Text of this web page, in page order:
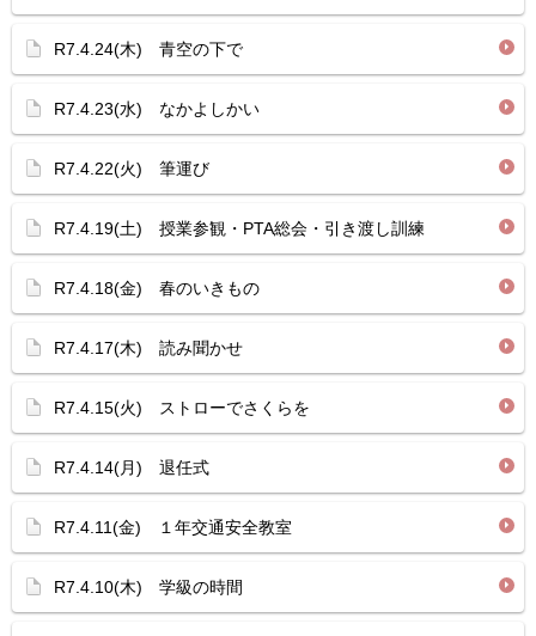
R7.4.24(木) 青空の下で
R7.4.23(水) なかよしかい
R7.4.22(火) 筆運び
R7.4.19(土) 授業参観・PTA総会・引き渡し訓練
R7.4.18(金) 春のいきもの
R7.4.17(木) 読み聞かせ
R7.4.15(火) ストローでさくらを
R7.4.14(月) 退任式
R7.4.11(金) １年交通安全教室
R7.4.10(木) 学級の時間